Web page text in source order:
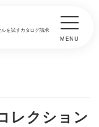
ルを試すカタログ請求
MENU
レクション